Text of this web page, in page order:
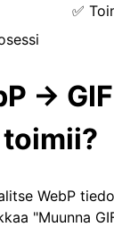
✅
→
toimii?
WebP
"Muunna